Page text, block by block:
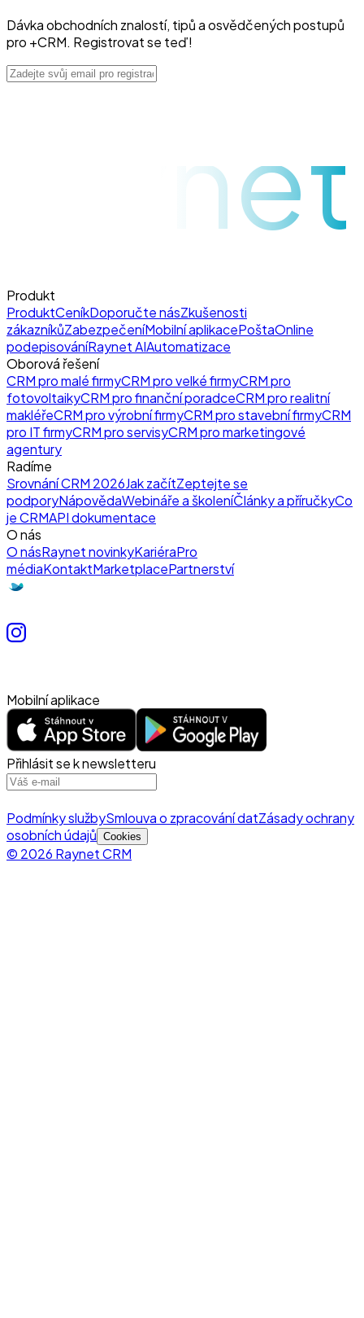
Dávka obchodních znalostí, tipů a osvědčených postupů
pro +CRM. Registrovat se teď!
raynet
Produkt
ProduktCeníkDoporučte násZkušenosti
zákazníkůZabezpečeníMobilní aplikacePoštaOnline
podepisováníRaynet AIAutomatizace
Oborová řešení
CRM pro malé firmyCRM pro velké firmyCRM pro
fotovoltaikyCRM pro finanční poradceCRM pro realitní
makléřeCRM pro výrobní firmyCRM pro stavební firmyCRM
pro IT firmyCRM pro servisyCRM pro marketingové
agentury
Radíme
Srovnání CRM 2026Jak začítZeptejte se
podporyNápovědaWebináře a školeníČlánky a příručkyCo
je CRMAPI dokumentace
O nás
O násRaynet novinkyKariéraPro
médiaKontaktMarketplacePartnerství
Mobilní aplikace
Přihlásit se k newsletteru
Podmínky službySmlouva o zpracování datZásady ochrany
osobních údajů Cookies
© 2026 Raynet CRM